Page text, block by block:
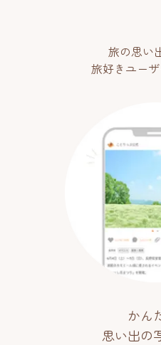
旅の思い
旅好きユー
かん
思い出の